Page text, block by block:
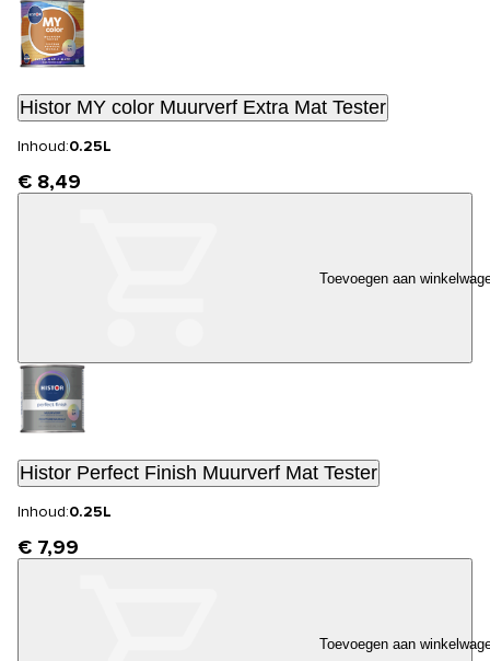
Histor MY color Muurverf Extra Mat Tester
Inhoud:0.25L
€ 8,49
Toevoegen aan
Histor Perfect Finish Muurverf Mat Tester
Inhoud:0.25L
€ 7,99
Toevoegen aan